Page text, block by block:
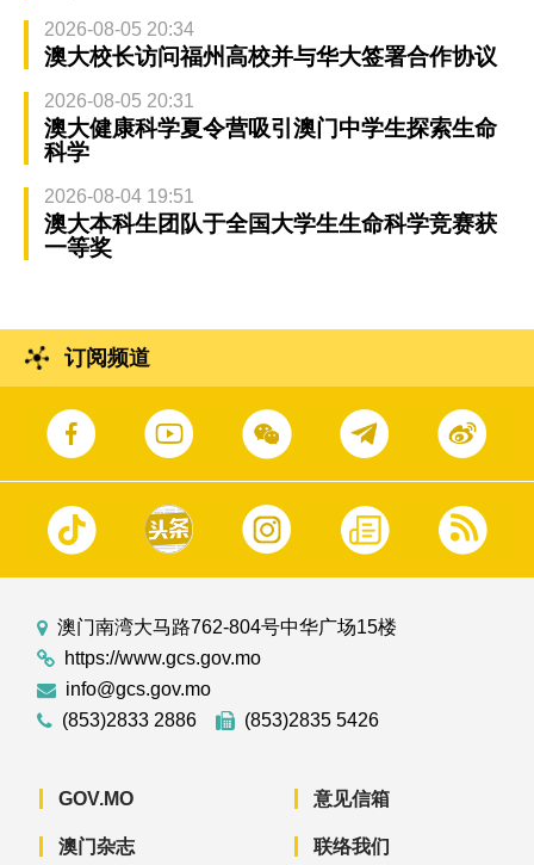
2026-08-05 20:34
澳大校长访问福州高校并与华大签署合作协议
2026-08-05 20:31
澳大健康科学夏令营吸引澳门中学生探索生命
科学
2026-08-04 19:51
澳大本科生团队于全国大学生生命科学竞赛获
一等奖
订阅频道
澳门南湾大马路762-804号中华广场15楼
https://www.gcs.gov.mo
info@gcs.gov.mo
(853)2833 2886
(853)2835 5426
GOV.MO
澳门杂志
意见信箱
联络我们